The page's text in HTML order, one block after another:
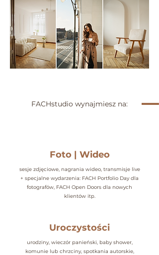
FACHstudio wynajmiesz na:
Foto | Wideo
sesje zdjęciowe, nagrania wideo, transmisje live
+ specjalne wydarzenia: FACH Portfolio Day dla
fotografów, FACH Open Doors dla nowych
klientów itp.
Uroczystości
urodziny, wieczór panieński, baby shower,
komunie lub chrzciny, spotkania autorskie,